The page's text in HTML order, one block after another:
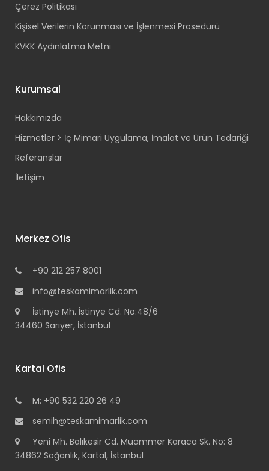
Çerez Politikası
Kişisel Verilerin Korunması ve İşlenmesi Prosedürü
KVKK Aydınlatma Metni
Kurumsal
Hakkımızda
Hizmetler > İç Mimari Uygulama, İmalat ve Ürün Tedariği
Referanslar
İletişim
Merkez Ofis
+90 212 257 8001
info@teskamimarlik.com
İstinye Mh. İstinye Cd. No:48/6
34460 Sarıyer, İstanbul
Kartal Ofis
M: +90 532 220 26 49
semih@teskamimarlik.com
Yeni Mh. Balıkesir Cd. Muammer Karaca Sk. No: 8
34862 Soğanlık, Kartal, İstanbul